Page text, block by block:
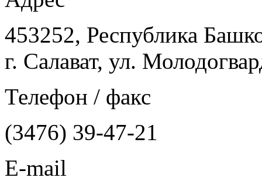
453252, Республика
г. Салават, ул.
Телефон / факс
(3476) 39-47-21
E-mail